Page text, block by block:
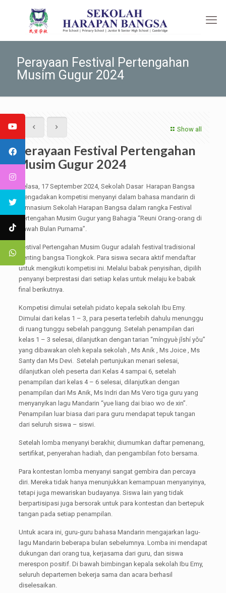
Perayaan Festival Pertengahan
Musim Gugur 2024
Show all
Perayaan Festival Pertengahan
Musim Gugur 2024
Selasa, 17 September 2024, Sekolah Dasar Harapan Bangsa
mengadakan kompetisi menyanyi dalam bahasa mandarin di
Gimnasium Sekolah Harapan Bangsa dalam rangka Festival
Pertengahan Musim Gugur yang Bahagia “Reuni Orang-orang di
Bawah Bulan Purnama”.
Festival Pertengahan Musim Gugur adalah festival tradisional
penting bangsa Tiongkok. Para siswa secara aktif mendaftar
untuk mengikuti kompetisi ini. Melalui babak penyisihan, dipilih
penyanyi berprestasi dari setiap kelas untuk melaju ke babak
final berikutnya.
Kompetisi dimulai setelah pidato kepala sekolah Ibu Emy.
Dimulai dari kelas 1 – 3, para peserta terlebih dahulu menunggu
di ruang tunggu sebelah panggung. Setelah penampilan dari
kelas 1 – 3 selesai, dilanjutkan dengan tarian “míngyuè jǐshí yǒu”
yang dibawakan oleh kepala sekolah , Ms Anik , Ms Joice , Ms
Santy dan Ms Devi. Setelah pertunjukan menari selesai,
dilanjutkan oleh peserta dari Kelas 4 sampai 6, setelah
penampilan dari kelas 4 – 6 selesai, dilanjutkan dengan
penampilan dari Ms Anik, Ms Indri dan Ms Vero tiga guru yang
menyanyikan lagu Mandarin “yue liang dai biao wo de xin”.
Penampilan luar biasa dari para guru mendapat tepuk tangan
dari seluruh siswa – siswi.
Setelah lomba menyanyi berakhir, diumumkan daftar pemenang,
sertifikat, penyerahan hadiah, dan pengambilan foto bersama.
Para kontestan lomba menyanyi sangat gembira dan percaya
diri. Mereka tidak hanya menunjukkan kemampuan menyanyinya,
tetapi juga mewariskan budayanya. Siswa lain yang tidak
berpartisipasi juga bersorak untuk para kontestan dan bertepuk
tangan pada setiap penampilan.
Untuk acara ini, guru-guru bahasa Mandarin mengajarkan lagu-
lagu Mandarin beberapa bulan sebelumnya. Lomba ini mendapat
dukungan dari orang tua, kerjasama dari guru, dan siswa
merespon positif. Di bawah bimbingan kepala sekolah Ibu Emy,
seluruh departemen bekerja sama dan acara berhasil
diselesaikan.